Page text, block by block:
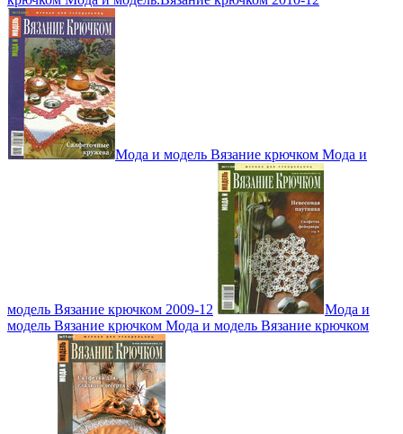
Мода и модель Вязание крючком Мода и
модель Вязание крючком 2009-12
Мода и
модель Вязание крючком Мода и модель Вязание крючком